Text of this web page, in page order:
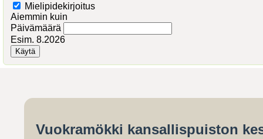
Mielipidekirjoitus
Aiemmin kuin
Päivämäärä
Esim. 8.2026
Vuokramökki kansallispuiston